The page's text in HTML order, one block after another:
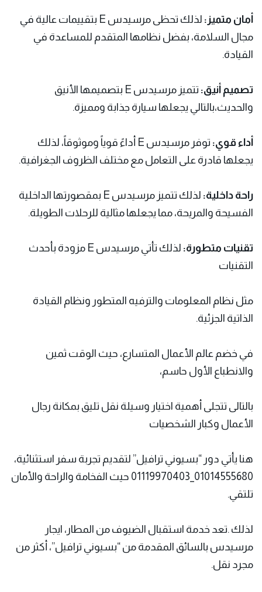
أمان متميز:
لذلك تحظى مرسيدس E بتقييمات عالية في
مجال السلامة، بفضل نظامها المتقدم للمساعدة في
القيادة.
تصميم أنيق:
تتميز مرسيدس E بتصميمها الأنيق
والحديث،بالتالي يجعلها سيارة جذابة ومميزة.
أداء قوي:
توفر مرسيدس E أداءً قوياً وموثوقاً، لذلك
يجعلها قادرة على التعامل مع مختلف الظروف الجغرافية.
راحة داخلية:
لذلك تتميز مرسيدس E بمقصورتها الداخلية
الفسيحة والمريحة، مما يجعلها مثالية للرحلات الطويلة.
تقنيات متطورة:
لذلك تأتي مرسيدس E مزودة بأحدث
التقنيات
مثل نظام المعلومات والترفيه المتطور ونظام القيادة
الذاتية الجزئية.
في خضم عالم الأعمال المتسارع، حيث الوقت ثمين
والانطباع الأول حاسم،
بالتالى تتجلى أهمية اختيار وسيلة نقل تليق بمكانة رجال
الأعمال وكبار الشخصيات
هنا يأتي دور “بسيوني ترافيل” لتقديم تجربة سفر استثنائية،
01014555680_01119970403 حيث الفخامة والراحة والأمان
تلتقي.
لذلك .تعد خدمة استقبال الضيوف من المطار، ايجار
مرسيدس بالسائق المقدمة من “بسيوني ترافيل”، أكثر من
مجرد نقل.